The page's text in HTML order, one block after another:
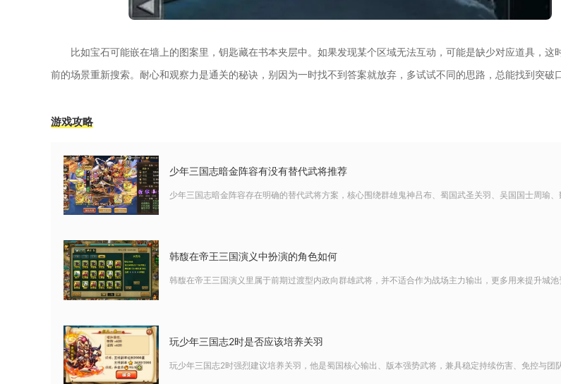
比如宝石可能嵌在墙上的图案里，钥匙藏在书本夹层中。如果发现某个区域无法互动，可能是缺少对应道具，这
前的场景重新搜索。耐心和观察力是通关的秘诀，别因为一时找不到答案就放弃，多试试不同的思路，总能找到突破口
游戏攻略
少年三国志暗金阵容有没有替代武将推荐
少年三国志暗金阵容存在明确的替代武将方案，核心围绕群雄鬼神吕布、蜀国武圣关羽、吴国国士周瑜、
韩馥在帝王三国演义中扮演的角色如何
韩馥在帝王三国演义里属于前期过渡型内政向群雄武将，并不适合作为战场主力输出，更多用来提升城池
玩少年三国志2时是否应该培养关羽
玩少年三国志2时强烈建议培养关羽，他是蜀国核心输出、版本强势武将，兼具稳定持续伤害、免控与团